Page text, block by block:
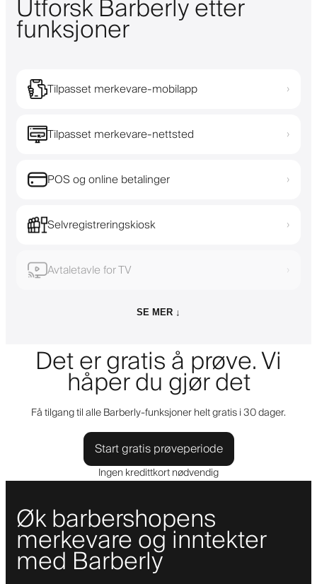
Utforsk Barberly etter
funksjoner
Tilpasset merkevare-mobilapp ›
Tilpasset merkevare-nettsted ›
POS og online betalinger ›
Selvregistreringskiosk ›
Avtaletavle for TV ›
SE MER ↓
Det er gratis å prøve. Vi
håper du gjør det
Få tilgang til alle Barberly-funksjoner helt gratis i 30 dager.
Start gratis prøveperiode
Ingen kredittkort nødvendig
Øk barbershopens
merkevare og inntekter
med Barberly